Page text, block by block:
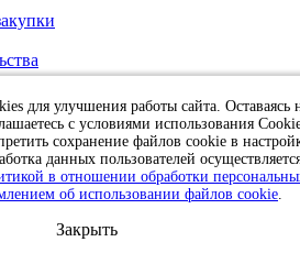
учреждение
строительства
персональных данных
для улучшения работы сайта. Оставаясь
с условиями использования
сохранение файлов cookie в
данных пользователей
в отношении обработки
об использовании файлов cookie.
Закрыть